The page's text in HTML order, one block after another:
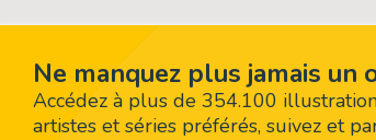
Ne manquez plus jamais un
Accédez à plus de 354.100
artistes et séries préférés, suivez et